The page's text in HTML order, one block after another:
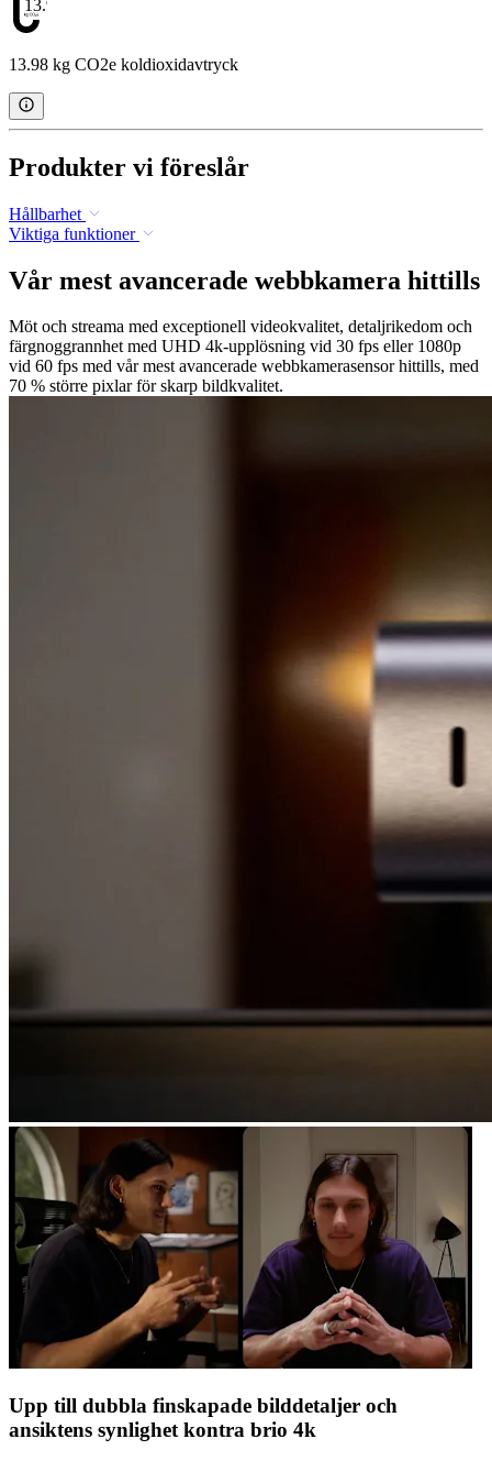
13.98
13.98 kg CO2e koldioxidavtryck
Produkter vi föreslår
Hållbarhet
Viktiga funktioner
Vår mest avancerade webbkamera hittills
Möt och streama med exceptionell videokvalitet, detaljrikedom och
färgnoggrannhet med UHD 4k-upplösning vid 30 fps eller 1080p
vid 60 fps med vår mest avancerade webbkamerasensor hittills, med
70 % större pixlar för skarp bildkvalitet.
Upp till dubbla finskapade bilddetaljer och
ansiktens synlighet kontra brio 4k